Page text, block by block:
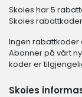
Skoies har 5
Skoies
Ingen rabattkoder
Abonner på vårt
koder er
Skoies